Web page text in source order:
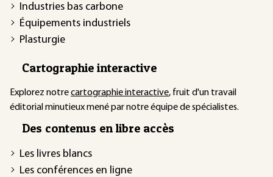
Industries bas carbone
Équipements industriels
Plasturgie
Cartographie interactive
Explorez notrecartographie interactive, fruit d'un travail
éditorial minutieux mené par notre équipe de spécialistes.
Des contenus en libre accès
Les livres blancs
Les conférences en ligne